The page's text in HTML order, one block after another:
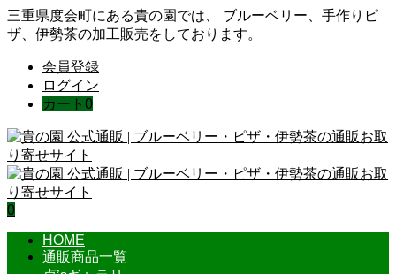
三重県度会町にある貴の園では、 ブルーベリー、手作りピ
ザ、伊勢茶の加工販売をしております。
会員登録
ログイン
カート 0
0
HOME
通販商品一覧